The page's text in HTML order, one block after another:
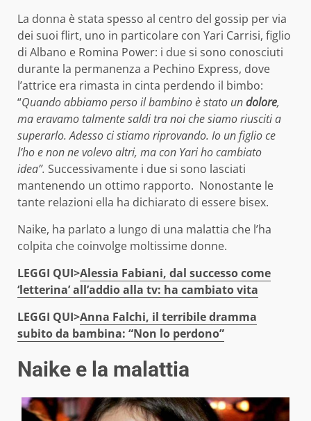
La donna è stata spesso al centro del gossip per via
dei suoi flirt, uno in particolare con Yari Carrisi, figlio
di Albano e Romina Power: i due si sono conosciuti
durante la permanenza a Pechino Express, dove
l’attrice era rimasta in cinta perdendo il bimbo:
“Quando abbiamo perso il bambino è stato undolore,
ma eravamo talmente saldi tra noi che siamo riusciti a
superarlo. Adesso ci stiamo riprovando. Io un figlio ce
l’ho e non ne volevo altri, ma con Yari ho cambiato
idea”. Successivamente i due si sono lasciati
mantenendo un ottimo rapporto. Nonostante le
tante relazioni ella ha dichiarato di essere bisex.
Naike, ha parlato a lungo di una malattia che l’ha
colpita che coinvolge moltissime donne.
LEGGI QUI>Alessia Fabiani, dal successo come
‘letterina’ all’addio alla tv: ha cambiato vita
LEGGI QUI>Anna Falchi, il terribile dramma
subito da bambina: “Non lo perdono”
Naike e la malattia